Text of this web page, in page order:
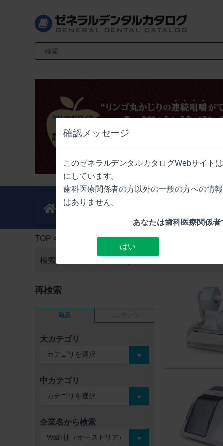
確認メッセージ
このゼネラルデンタルカタログWebサイト
にしています。
歯科医療関係者の方以外の一般の方への情
はありません。
あなたは歯科医療関係者
はい
検索キーワード入力
新製品
TOP > 検索結果一覧
検索結果2件中
再検索
商品
大カテゴリ
中カテゴリ
企業名から検索